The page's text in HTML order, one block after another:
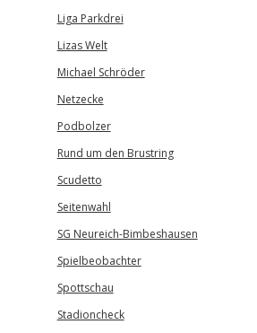
Liga Parkdrei
Lizas Welt
Michael Schröder
Netzecke
Podbolzer
Rund um den Brustring
Scudetto
Seitenwahl
SG Neureich-Bimbeshausen
Spielbeobachter
Spottschau
Stadioncheck